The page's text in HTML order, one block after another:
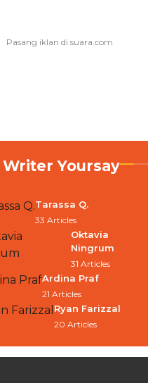
Writer Yoursay
Tarassa Q.
33 Articles
Oktavia
Ningrum
31 Articles
Ardina Praf
21 Articles
Ryan Farizzal
20 Articles